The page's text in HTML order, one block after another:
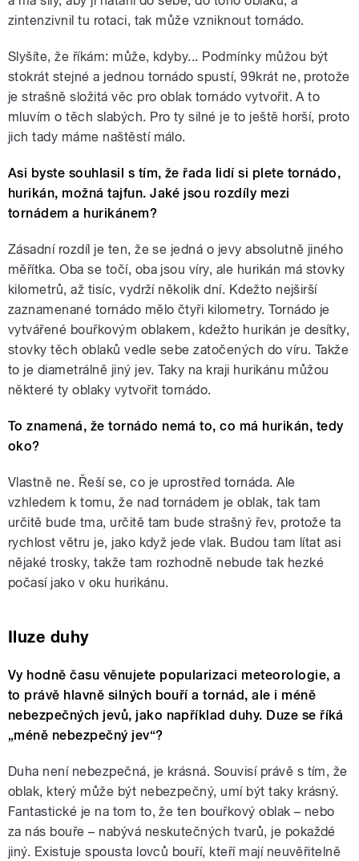
zintenzivnil tu rotaci, tak může vzniknout tornádo.
Slyšíte, že říkám: může, kdyby... Podmínky můžou být
stokrát stejné a jednou tornádo spustí, 99krát ne, protože
je strašně složitá věc pro oblak tornádo vytvořit. A to
mluvím o těch slabých. Pro ty silné je to ještě horší, proto
jich tady máme naštěstí málo.
Asi byste souhlasil s tím, že řada lidí si plete tornádo,
hurikán, možná tajfun. Jaké jsou rozdíly mezi
tornádem a hurikánem?
Zásadní rozdíl je ten, že se jedná o jevy absolutně jiného
měřítka. Oba se točí, oba jsou víry, ale hurikán má stovky
kilometrů, až tisíc, vydrží několik dní. Kdežto nejširší
zaznamenané tornádo mělo čtyři kilometry. Tornádo je
vytvářené bouřkovým oblakem, kdežto hurikán je desítky,
stovky těch oblaků vedle sebe zatočených do víru. Takže
to je diametrálně jiný jev. Taky na kraji hurikánu můžou
některé ty oblaky vytvořit tornádo.
To znamená, že tornádo nemá to, co má hurikán, tedy
oko?
Vlastně ne. Řeší se, co je uprostřed tornáda. Ale
vzhledem k tomu, že nad tornádem je oblak, tak tam
určitě bude tma, určitě tam bude strašný řev, protože ta
rychlost větru je, jako když jede vlak. Budou tam lítat asi
nějaké trosky, takže tam rozhodně nebude tak hezké
počasí jako v oku hurikánu.
Iluze duhy
Vy hodně času věnujete popularizaci meteorologie, a
to právě hlavně silných bouří a tornád, ale i méně
nebezpečných jevů, jako například duhy. Duze se říká
„méně nebezpečný jev“?
Duha není nebezpečná, je krásná. Souvisí právě s tím, že
oblak, který může být nebezpečný, umí být taky krásný.
Fantastické je na tom to, že ten bouřkový oblak – nebo
za nás bouře – nabývá neskutečných tvarů, je pokaždé
jiný. Existuje spousta lovců bouří, kteří mají neuvěřitelně